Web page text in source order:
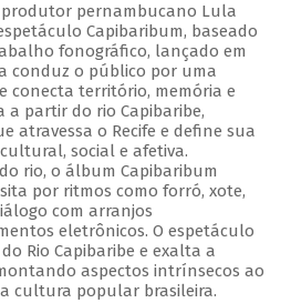
produtor pernambucano Lula
Capibaribum, baseado
fonográfico, lançado em
conduz o público por uma
conecta território, memória e
a partir do rio Capibaribe,
atravessa o Recife e define sua
social e afetiva.
rio, o álbum Capibaribum
por ritmos como forró, xote,
com arranjos
eletrônicos. O espetáculo
Rio Capibaribe e exalta a
aspectos intrínsecos ao
cultura popular brasileira.